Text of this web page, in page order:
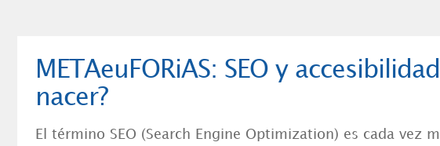
METAeuFORiAS: SEO y
nacer?
El término SEO (Search Engine Optimization) es cada vez